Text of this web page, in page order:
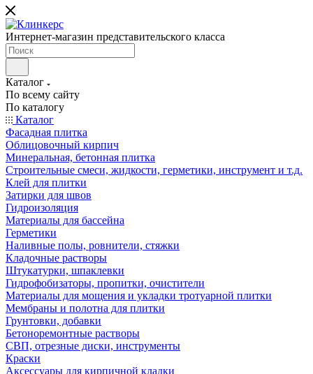
Интернет-магазин представительского класса
Каталог
По всему сайту
По каталогу
Каталог
Фасадная плитка
Облицовочный кирпич
Минеральная, бетонная плитка
Строительные смеси, жидкости, герметики, инструмент и т.д.
Клей для плитки
Затирки для швов
Гидроизоляция
Материалы для бассейна
Герметики
Наливные полы, ровнители, стяжки
Кладочные растворы
Штукатурки, шпаклевки
Гидрофобизаторы, пропитки, очистители
Материалы для мощения и укладки тротуарной плитки
Мембраны и полотна для плитки
Грунтовки, добавки
Бетоноремонтные растворы
СВП, отрезные диски, инструменты
Краски
Аксессуары для кирпичной кладки